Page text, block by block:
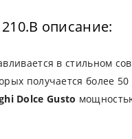
описание:
в стильном
получается более
Dolce Gusto